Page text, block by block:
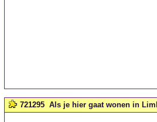
721295 Als je hier gaat wonen in